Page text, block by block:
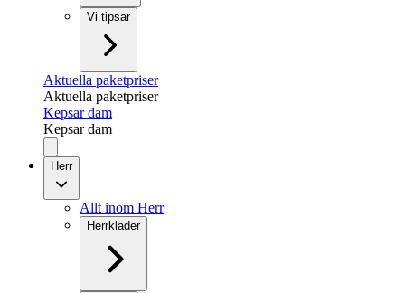
Vi tipsar
Aktuella paketpriser
Aktuella paketpriser
Kepsar dam
Kepsar dam
Herr
Allt inom Herr
Herrkläder